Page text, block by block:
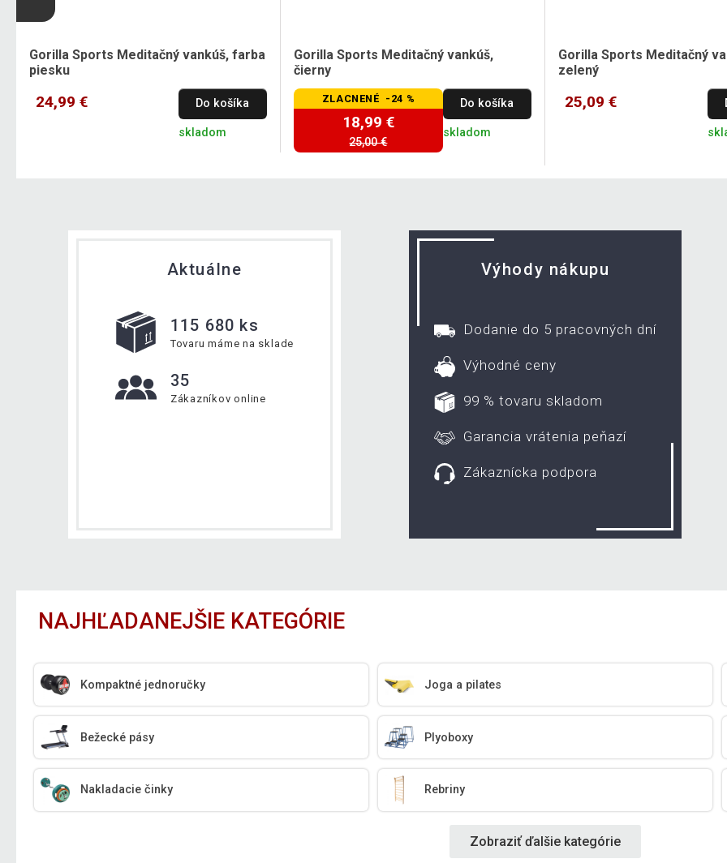
Gorilla Sports Meditačný vankúš, farba
piesku
24,99 € Do košíka
skladom
Gorilla Sports Meditačný vankúš,
čierny
ZLACNENÉ -24 %
18,99 €
25,00 €
Do košíka
skladom
Gorilla Sports Meditačný
zelený
25,09 €
Aktuálne
115 680 ks
Tovaru máme na sklade
35
Zákazníkov online
Výhody nákupu
Dodanie do 5 pracovných dní
Výhodné ceny
99 % tovaru skladom
Garancia vrátenia peňazí
Zákaznícka podpora
NAJHĽADANEJŠIE KATEGÓRIE
Kompaktné jednoručky Joga a pilates
Bežecké pásy Plyoboxy
Nakladacie činky Rebriny
Zobraziť ďalšie kategórie